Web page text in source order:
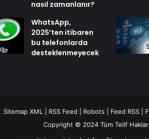
nasıl zamanlanır?
WhatsApp,
2025’ten itibaren
bu telefonlarda
desteklenmeyecek
Sitemap XML RSS Feed Robots Feed RSS|
Copyright © 2024 Tüm Telif Hakları